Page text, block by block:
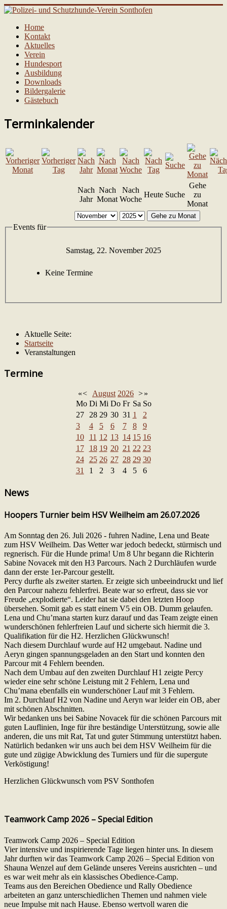
Home
Kontakt
Aktuelles
Verein
Hundesport
Ausbildung
Downloads
Bildergalerie
Gästebuch
Terminkalender
Nach
Jahr
Nach
Monat
Nach
Woche
Heute Suche
Gehe
zu
Monat
Gehe zu Monat
Events für
Samstag, 22. November 2025
Keine Termine
Aktuelle Seite:
Startseite
Veranstaltungen
Termine
«< August 2026 >»
Mo Di Mi Do Fr Sa So
27
28 29 30 31 1
2
3
4 5 6 7 8
9
10
11 12 13 14 15 16
17
18 19 20 21 22 23
24
25 26 27 28 29 30
31
1 2 3 4 5 6
News
Hoopers Turnier beim HSV Weilheim am 26.07.2026
Am Sonntag den 26. Juli 2026 - fuhren Nadine, Lena und Beate
zum HSV Weilheim. Das Wetter war jedoch bedeckt, stürmisch und
regnerisch. Für die Hunde prima! Um 8 Uhr begann die Richterin
Sabine Novacek mit den H3 Parcours. Nach 2 Durchläufen wurde
dann der erste 1er-Parcour gestellt.
Percy durfte als zweiter starten. Er zeigte sich unbeeindruckt und lief
den Parcour nahezu fehlerfrei. Beate war so erfreut, dass sie vor
Freude „explodierte“. Leider hat sie dabei den letzten Hoop
übersehen. Somit gab es statt einem V5 ein OB. Dumm gelaufen.
Lena und Chu’mana starten kurz darauf und das Team zeigte einen
wunderschönen fehlerfreien Lauf und sicherte sich hiermit die 3.
Qualifikation für die H2. Herzlichen Glückwunsch!
Nach diesem Durchlauf wurde auf H2 umgebaut. Nadine und
Aeryn gingen spannungsgeladen an den Start und konnten den
Parcour mit 4 Fehlern beenden.
Nach dem Umbau auf den zweiten Durchlauf H1 zeigte Percy
wieder eine sehr schöne Leistung mit 2 Fehlern, Lena und
Chu’mana ebenfalls ein wunderschöner Lauf mit 3 Fehlern.
Im 2. Durchlauf H2 von Nadine und Aeryn war leider ein OB, aber
mit schönen Abschnitten.
Wir bedanken uns bei Sabine Novacek für die schönen Parcours mit
guten Lauflinien, Inge für ihre beständige Unterstützung, sowie alle
anderen, die uns mit Rat, Tat und guter Stimmung unterstützt haben.
Natürlich bedanken wir uns auch bei dem HSV Weilheim für die
gute und zügige Abwicklung des Turniers und für die supergute
Verköstigung!
Herzlichen Glückwunsch vom PSV Sonthofen
Teamwork Camp 2026 – Special Edition
Teamwork Camp 2026 – Special Edition
Vier intensive und inspirierende Tage liegen hinter uns. In diesem
Jahr durften wir das Teamwork Camp 2026 – Special Edition von
Shauna Wenzel auf dem Gelände unseres Vereins ausrichten – und
es war weit mehr als ein klassisches Obedience-Camp.
Teams aus den Bereichen Obedience und Rally Obedience
arbeiteten an ganz unterschiedlichen Themen und nahmen viele
neue Impulse mit nach Hause. Ebenso wertvoll waren die